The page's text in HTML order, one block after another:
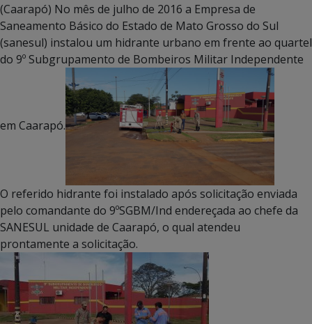
(Caarapó) No mês de julho de 2016 a Empresa de
Saneamento Básico do Estado de Mato Grosso do Sul
(sanesul) instalou um hidrante urbano em frente ao quartel
do 9º Subgrupamento de Bombeiros Militar Independente
em Caarapó.
O referido hidrante foi instalado após solicitação enviada
pelo comandante do 9ºSGBM/Ind endereçada ao chefe da
SANESUL unidade de Caarapó, o qual atendeu
prontamente a solicitação.